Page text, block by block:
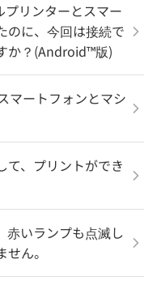
プリンターとスマー
のに、今回は接続で
か？(Android™版)
マートフォンとマシ
て、プリントができ
赤いランプも点滅し
ん。